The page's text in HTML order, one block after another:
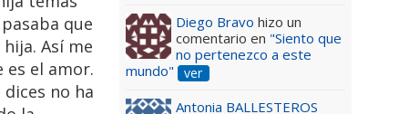
que
Así me
es el amor.
no ha
Diego Bravo hizo un
comentario en "Siento que
no pertenezco a este
mundo"
ver
Antonia BALLESTEROS